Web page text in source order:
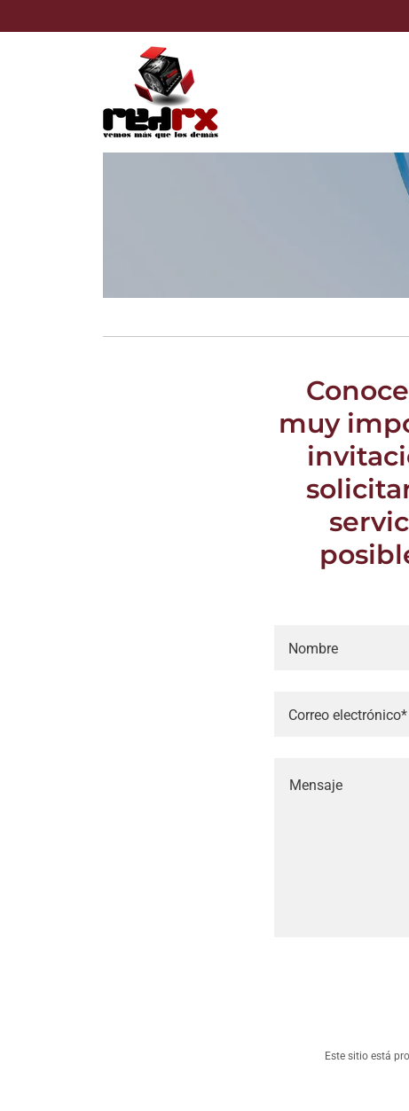
muy
Nombre
Correo electrónico*
Este sitio está